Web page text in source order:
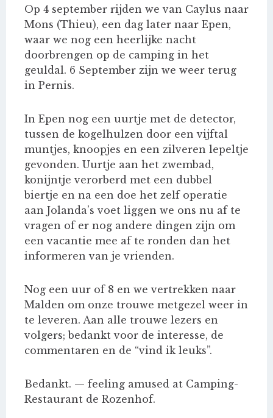
Op 4 september rijden we van Caylus naar
Mons (Thieu), een dag later naar Epen,
waar we nog een heerlijke nacht
doorbrengen op de camping in het
geuldal. 6 September zijn we weer terug
in Pernis.
In Epen nog een uurtje met de detector,
tussen de kogelhulzen door een vijftal
muntjes, knoopjes en een zilveren lepeltje
gevonden. Uurtje aan het zwembad,
konijntje verorberd met een dubbel
biertje en na een doe het zelf operatie
aan Jolanda’s voet liggen we ons nu af te
vragen of er nog andere dingen zijn om
een vacantie mee af te ronden dan het
informeren van je vrienden.
Nog een uur of 8 en we vertrekken naar
Malden om onze trouwe metgezel weer in
te leveren. Aan alle trouwe lezers en
volgers; bedankt voor de interesse, de
commentaren en de “vind ik leuks”.
Bedankt. — feeling amused at Camping-
Restaurant de Rozenhof.